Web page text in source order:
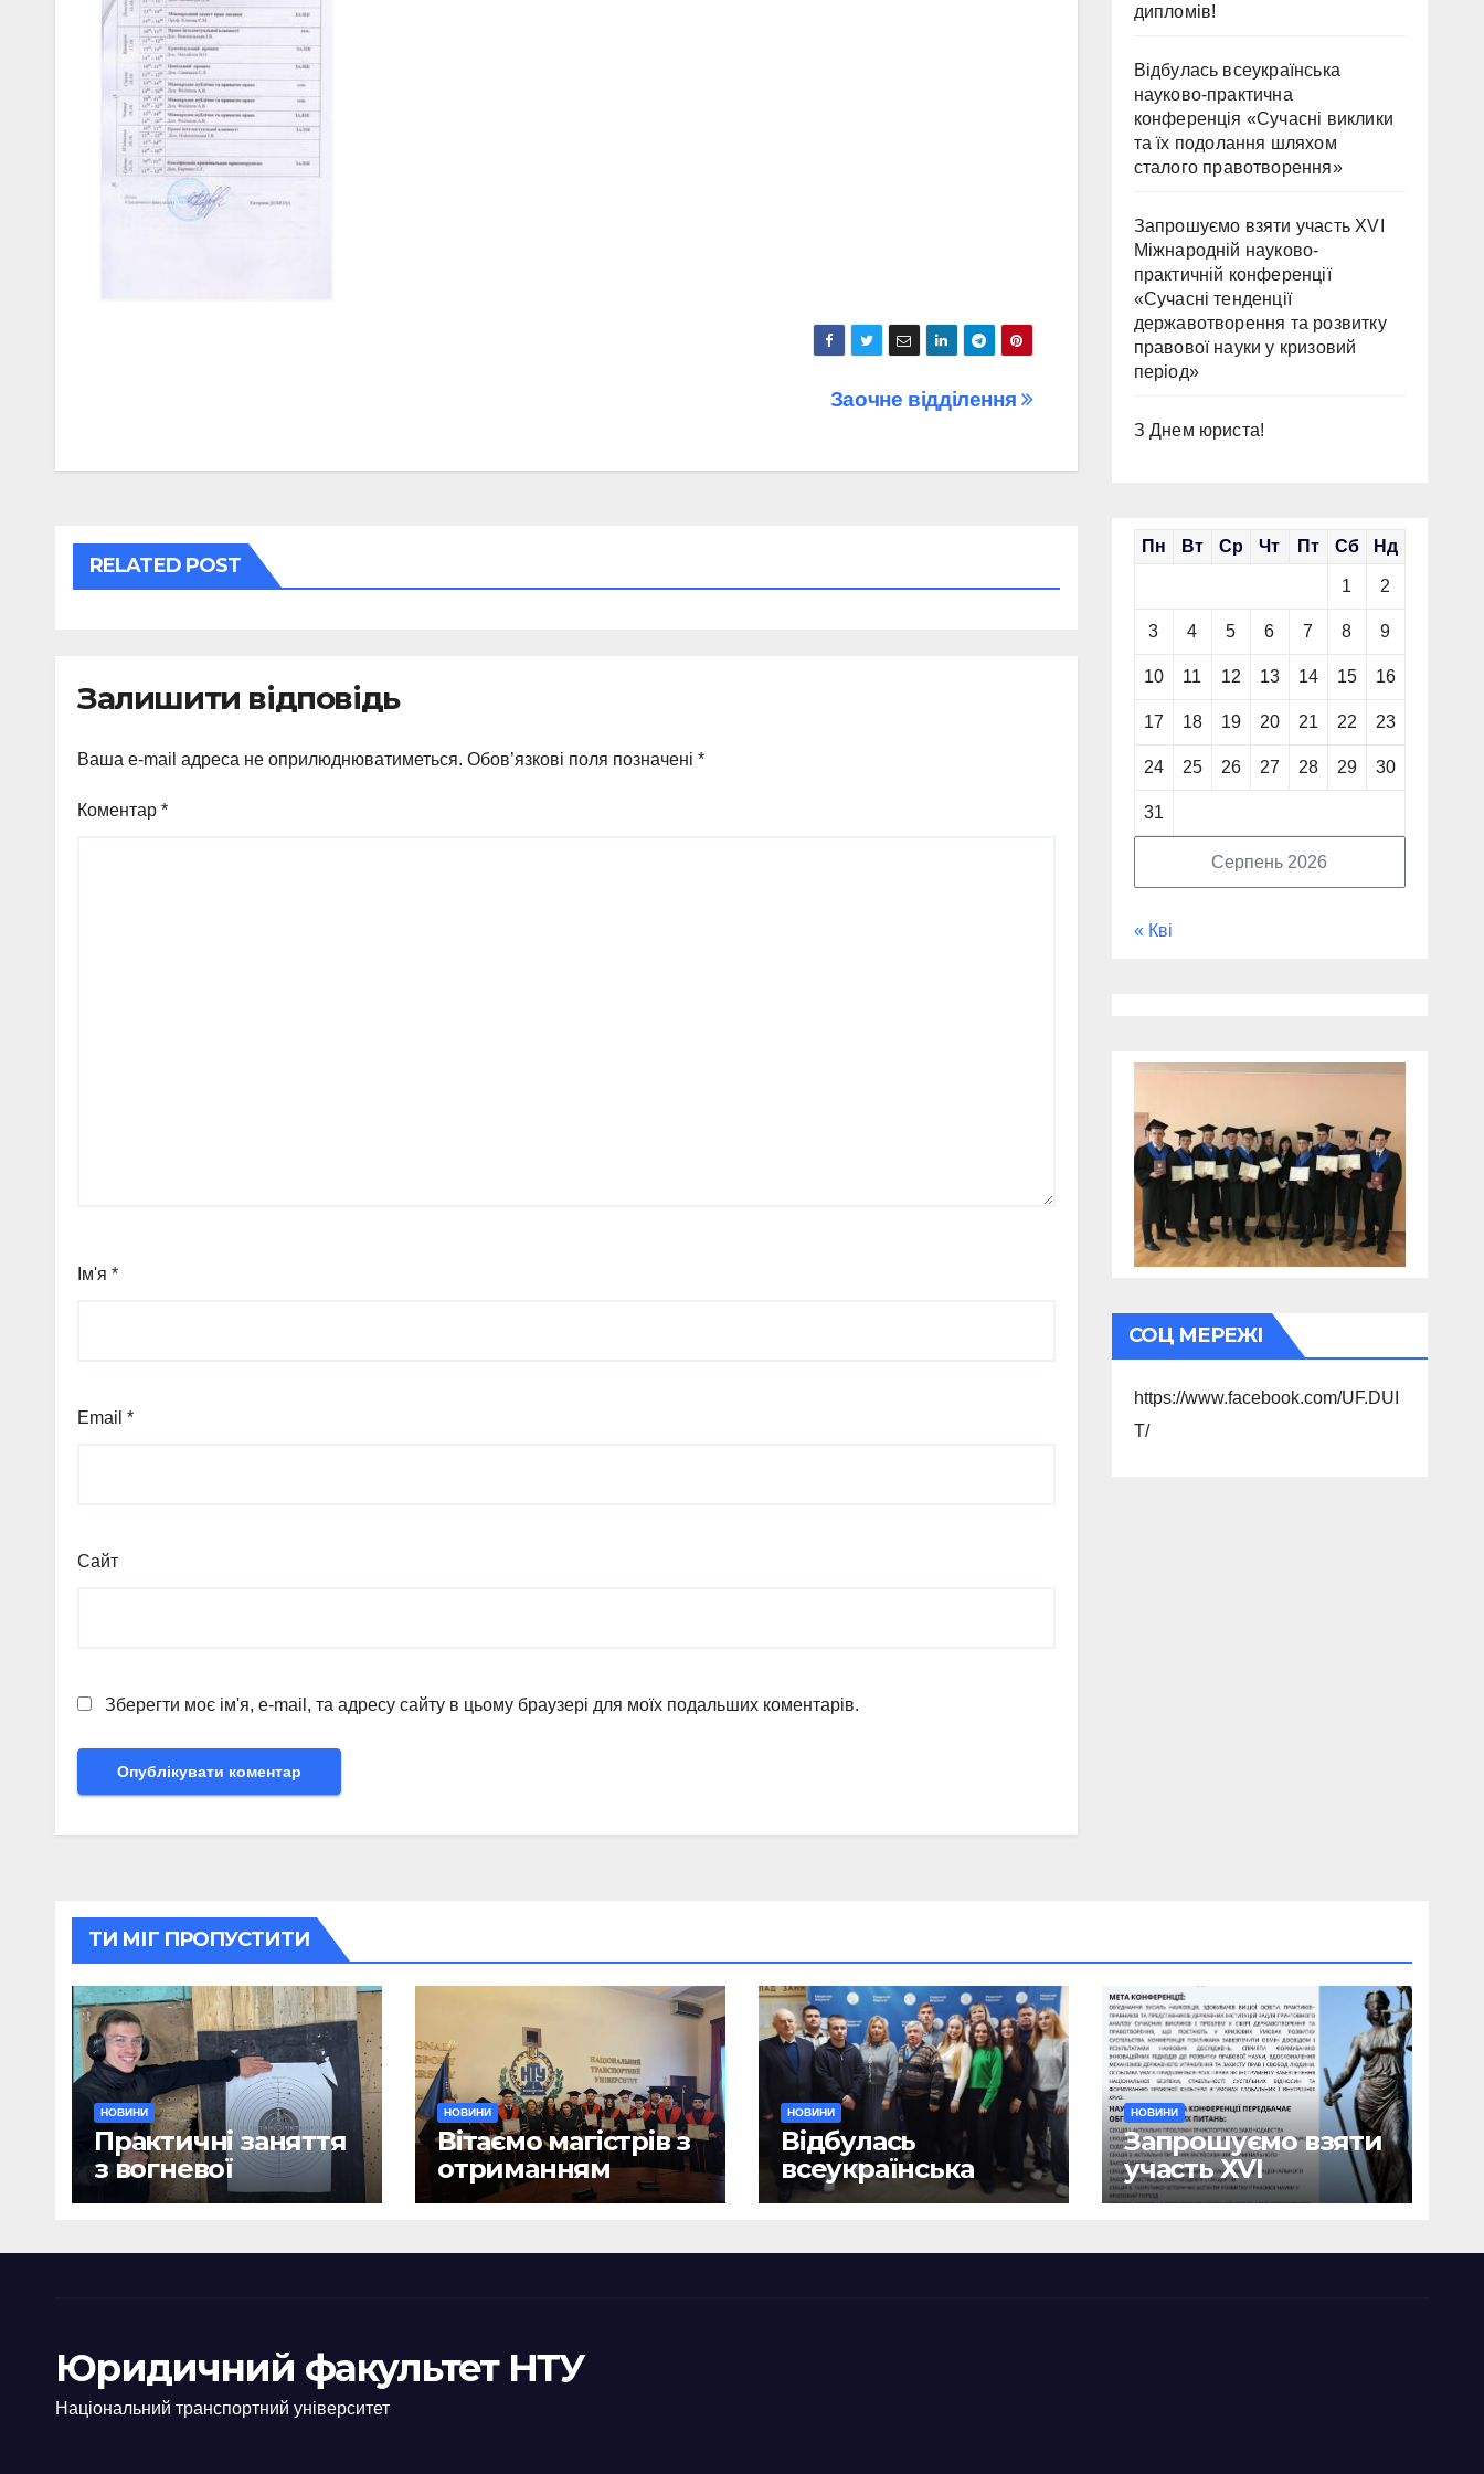
Заочне відділення
RELATED POST
Залишити відповідь
Ваша e-mail адреса не оприлюднюватиметься. Обов’язкові поля позначені *
Коментар *
Ім'я *
Email *
Сайт
Зберегти моє ім'я, e-mail, та адресу сайту в цьому браузері для моїх подальших коментарів.
дипломів!
Відбулась всеукраїнська
науково-практична
конференція «Сучасні виклики
та їх подолання шляхом
сталого правотворення»
Запрошуємо взяти участь ХVІ
Міжнародній науково-
практичній конференції
«Сучасні тенденції
державотворення та розвитку
правової науки у кризовий
період»
З Днем юриста!
Серпень 2026
Пн Вт Ср Чт Пт Сб Нд
1 2
3 4 5 6 7 8 9
10 11 12 13 14 15 16
17 18 19 20 21 22 23
24 25 26 27 28 29 30
31
« Кві
СОЦ МЕРЕЖІ
https://www.facebook.com/UF.DUI
T/
ТИ МІГ ПРОПУСТИТИ
НОВИНИ
Практичні заняття
з вогневої
підготовки
НОВИНИ
Вітаємо магістрів з
отриманням
дипломів!
НОВИНИ
Відбулась
всеукраїнська
науково-практична
«Сучасні виклики
НОВИНИ
Запрошуємо взяти
участь ХVІ
Міжнародній
практичній
Юридичний факультет НТУ
Національний транспортний університет